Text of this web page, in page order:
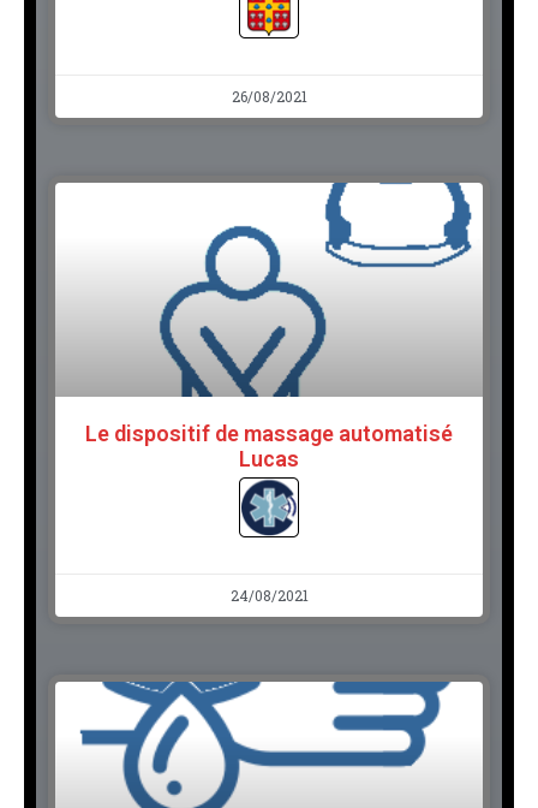
26/08/2021
Le dispositif de massage automatisé
Lucas
24/08/2021